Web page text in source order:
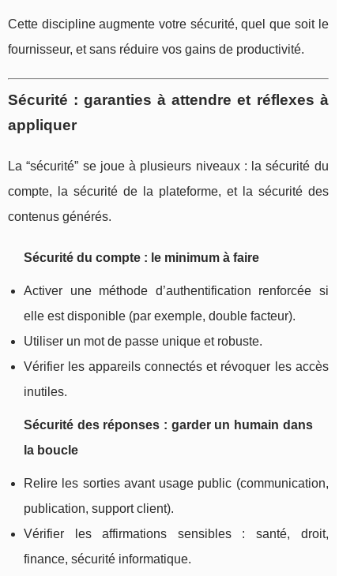
Cette discipline augmente votre sécurité, quel que soit le
fournisseur, et sans réduire vos gains de productivité.
Sécurité : garanties à attendre et réflexes à
appliquer
La “sécurité” se joue à plusieurs niveaux : la sécurité du
compte, la sécurité de la plateforme, et la sécurité des
contenus générés.
Sécurité du compte : le minimum à faire
Activer une méthode d’authentification renforcée si
elle est disponible (par exemple, double facteur).
Utiliser un mot de passe unique et robuste.
Vérifier les appareils connectés et révoquer les accès
inutiles.
Sécurité des réponses : garder un humain dans
la boucle
Relire les sorties avant usage public (communication,
publication, support client).
Vérifier les affirmations sensibles : santé, droit,
finance, sécurité informatique.